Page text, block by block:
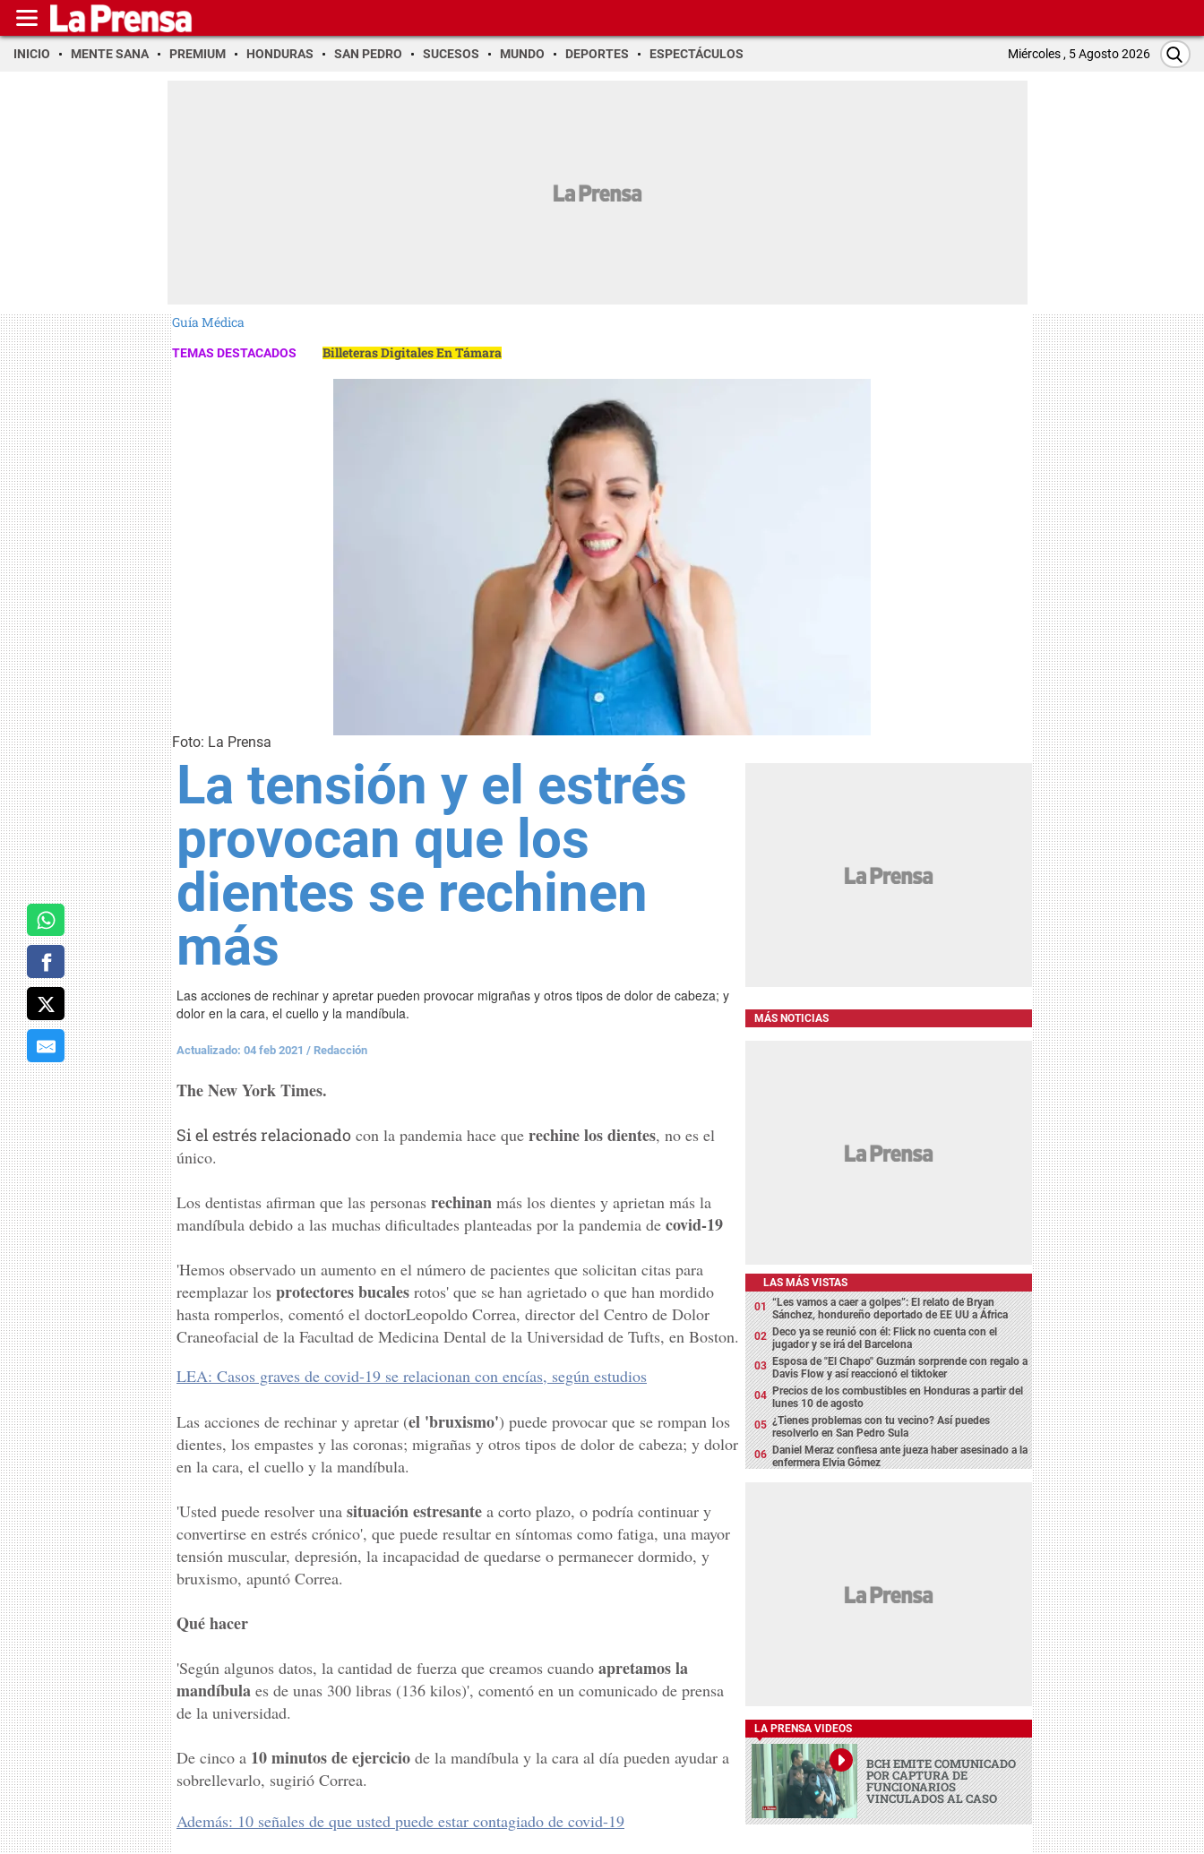
INICIO MENTE SANA PREMIUM HONDURAS SAN PEDRO SUCESOS MUNDO DEPORTES ESPECTÁCULOS Miércoles , 5 Agosto 2026
Guía Médica
TEMAS DESTACADOS Billeteras Digitales En Támara
Foto: La Prensa
La tensión y el estrés
provocan que los
dientes se rechinen
más
Las acciones de rechinar y apretar pueden provocar migrañas y otros tipos de dolor de cabeza; y
dolor en la cara, el cuello y la mandíbula.
Actualizado: 04 feb 2021 / Redacción
The New York Times.
Si el estrés relacionado con la pandemia hace que rechine los dientes, no es el
único.
Los dentistas afirman que las personas rechinan más los dientes y aprietan más la
mandíbula debido a las muchas dificultades planteadas por la pandemia de covid-19
'Hemos observado un aumento en el número de pacientes que solicitan citas para
reemplazar los protectores bucales rotos' que se han agrietado o que han mordido
hasta romperlos, comentó el doctorLeopoldo Correa, director del Centro de Dolor
Craneofacial de la Facultad de Medicina Dental de la Universidad de Tufts, en Boston.
LEA: Casos graves de covid-19 se relacionan con encías, según estudios
Las acciones de rechinar y apretar (el 'bruxismo') puede provocar que se rompan los
dientes, los empastes y las coronas; migrañas y otros tipos de dolor de cabeza; y dolor
en la cara, el cuello y la mandíbula.
'Usted puede resolver una situación estresante a corto plazo, o podría continuar y
convertirse en estrés crónico', que puede resultar en síntomas como fatiga, una mayor
tensión muscular, depresión, la incapacidad de quedarse o permanecer dormido, y
bruxismo, apuntó Correa.
Qué hacer
'Según algunos datos, la cantidad de fuerza que creamos cuando apretamos la
mandíbula es de unas 300 libras (136 kilos)', comentó en un comunicado de prensa
de la universidad.
De cinco a 10 minutos de ejercicio de la mandíbula y la cara al día pueden ayudar a
sobrellevarlo, sugirió Correa.
Además: 10 señales de que usted puede estar contagiado de covid-19
MÁS NOTICIAS
LAS MÁS VISTAS
“Les vamos a caer a golpes”: El relato de Bryan
Sánchez, hondureño deportado de EE UU a África
Deco ya se reunió con él: Flick no cuenta con el
jugador y se irá del Barcelona
Esposa de "El Chapo" Guzmán sorprende con regalo a
Davis Flow y así reaccionó el tiktoker
Precios de los combustibles en Honduras a partir del
lunes 10 de agosto
¿Tienes problemas con tu vecino? Así puedes
resolverlo en San Pedro Sula
Daniel Meraz confiesa ante jueza haber asesinado a la
enfermera Elvia Gómez
LA PRENSA VIDEOS
BCH EMITE COMUNICADO
POR CAPTURA DE
FUNCIONARIOS
VINCULADOS AL CASO